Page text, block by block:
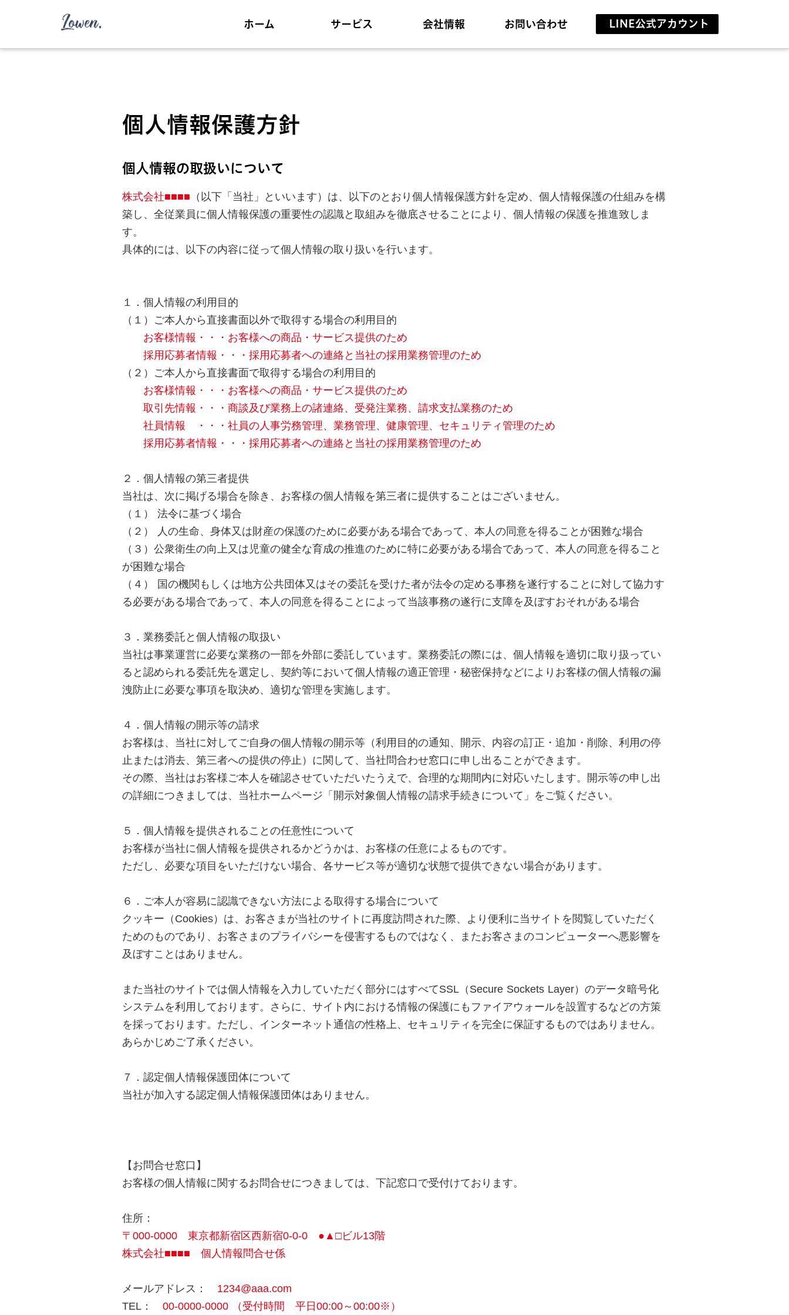
ホーム サービス 会社情報 お問い合わせ LINE公式アカウント
個人情報保護方針
個人情報の取扱いについて
株式会社■■■■ （以下「当社」といいます）は、以下のとおり個人情報保護方針を定め、個人情報保護の仕組みを構
築し、全従業員に個人情報保護の重要性の認識と取組みを徹底させることにより、個人情報の保護を推進致しま
す。
具体的には、以下の内容に従って個人情報の取り扱いを行います。
１．個人情報の利用目的
（１）ご本人から直接書面以外で取得する場合の利用目的
お客様情報・・・お客様への商品・サービス提供のため
採用応募者情報・・・採用応募者への連絡と当社の採用業務管理のため
（２）ご本人から直接書面で取得する場合の利用目的
お客様情報・・・お客様への商品・サービス提供のため
取引先情報・・・商談及び業務上の諸連絡、受発注業務、請求支払業務のため
社員情報 ・・・社員の人事労務管理、業務管理、健康管理、セキュリティ管理のため
採用応募者情報・・・採用応募者への連絡と当社の採用業務管理のため
２．個人情報の第三者提供
当社は、次に掲げる場合を除き、お客様の個人情報を第三者に提供することはございません。
（１） 法令に基づく場合
（２） 人の生命、身体又は財産の保護のために必要がある場合であって、本人の同意を得ることが困難な場合
（３）公衆衛生の向上又は児童の健全な育成の推進のために特に必要がある場合であって、本人の同意を得ること
が困難な場合
（４） 国の機関もしくは地方公共団体又はその委託を受けた者が法令の定める事務を遂行することに対して協力す
る必要がある場合であって、本人の同意を得ることによって当該事務の遂行に支障を及ぼすおそれがある場合
３．業務委託と個人情報の取扱い
当社は事業運営に必要な業務の一部を外部に委託しています。業務委託の際には、個人情報を適切に取り扱ってい
ると認められる委託先を選定し、契約等において個人情報の適正管理・秘密保持などによりお客様の個人情報の漏
洩防止に必要な事項を取決め、適切な管理を実施します。
４．個人情報の開示等の請求
お客様は、当社に対してご自身の個人情報の開示等（利用目的の通知、開示、内容の訂正・追加・削除、利用の停
止または消去、第三者への提供の停止）に関して、当社問合わせ窓口に申し出ることができます。
その際、当社はお客様ご本人を確認させていただいたうえで、合理的な期間内に対応いたします。開示等の申し出
の詳細につきましては、当社ホームページ「開示対象個人情報の請求手続きについて」をご覧ください。
５．個人情報を提供されることの任意性について
お客様が当社に個人情報を提供されるかどうかは、お客様の任意によるものです。
ただし、必要な項目をいただけない場合、各サービス等が適切な状態で提供できない場合があります。
６．ご本人が容易に認識できない方法による取得する場合について
クッキー（Cookies）は、お客さまが当社のサイトに再度訪問された際、より便利に当サイトを閲覧していただく
ためのものであり、お客さまのプライバシーを侵害するものではなく、またお客さまのコンピューターへ悪影響を
及ぼすことはありません。
また当社のサイトでは個人情報を入力していただく部分にはすべてSSL（Secure Sockets Layer）のデータ暗号化
システムを利用しております。さらに、サイト内における情報の保護にもファイアウォールを設置するなどの方策
を採っております。ただし、インターネット通信の性格上、セキュリティを完全に保証するものではありません。
あらかじめご了承ください。
７．認定個人情報保護団体について
当社が加入する認定個人情報保護団体はありません。
【お問合せ窓口】
お客様の個人情報に関するお問合せにつきましては、下記窓口で受付けております。
住所：
〒000-0000 東京都新宿区西新宿0-0-0 ●▲□ビル13階
株式会社■■■■ 個人情報問合せ係
メールアドレス： 1234@aaa.com
TEL： 00-0000-0000 （受付時間 平日00:00～00:00※）